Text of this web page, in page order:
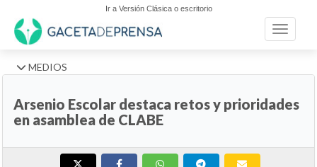
Ir a Versión Clásica o escritorio
Toggle
MEDIOS
Arsenio Escolar destaca retos y prioridades
en asamblea de CLABE